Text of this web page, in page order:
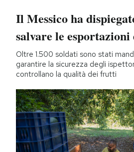
Il Messico ha
salvare le esportazioni
Oltre 1.500 soldati sono stati
garantire la sicurezza degli
controllano la qualità dei frutti